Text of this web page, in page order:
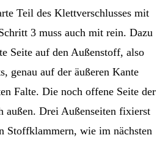
Teil des Klettverschlusses mit
3 muss auch mit rein. Dazu
Seite auf den Außenstoff, also
genau auf der äußeren Kante
Falte. Die noch offene Seite der
außen. Drei Außenseiten fixierst
Stoffklammern, wie im nächsten